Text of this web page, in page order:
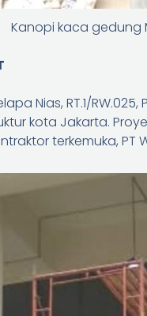
Kanopi kaca gedung
Nias, RT.1/
kota Jakarta.
terkemuka, PT